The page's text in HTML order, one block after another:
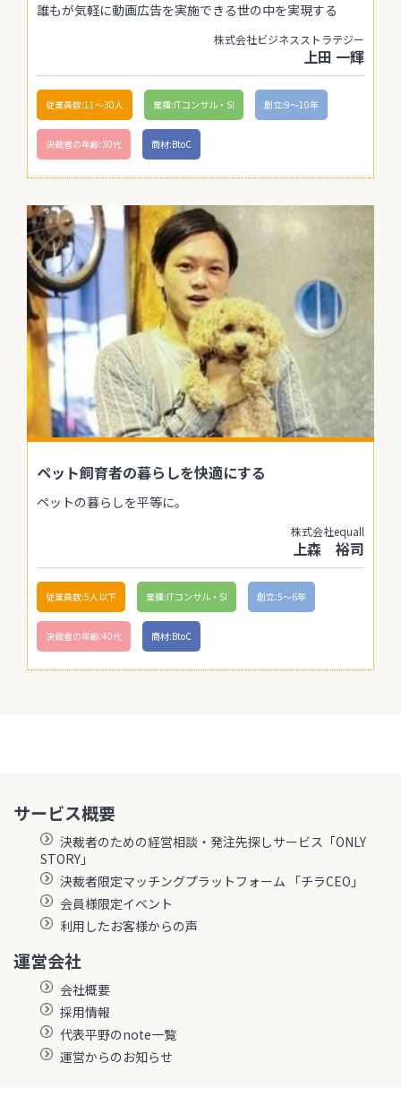
誰もが気軽に動画広告を実施できる世の中を実現する
株式会社ビジネスストラテジー
上田 一輝
従業員数:11〜30人 業種:ITコンサル・SI 創立:9〜10年
決裁者の年齢:30代 商材:BtoC
ペット飼育者の暮らしを快適にする
ペットの暮らしを平等に。
株式会社equall
上森 裕司
従業員数:5人以下 業種:ITコンサル・SI 創立:5〜6年
決裁者の年齢:40代 商材:BtoC
サービス概要
決裁者のための経営相談・発注先探しサービス「ONLY
STORY」
決裁者限定マッチングプラットフォーム 「チラCEO」
会員様限定イベント
利用したお客様からの声
運営会社
会社概要
採用情報
代表平野のnote一覧
運営からのお知らせ